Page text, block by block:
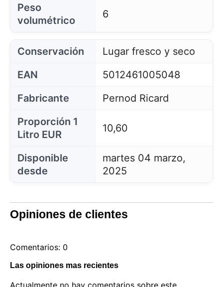
Peso
volumétrico
6
Conservación
Lugar fresco y seco
EAN
5012461005048
Fabricante
Pernod Ricard
Proporción 1
Litro EUR
10,60
Disponible
desde
martes 04 marzo,
2025
Opiniones de clientes
Comentarios: 0
Las opiniones mas recientes
Actualmente no hay comentarios sobre este